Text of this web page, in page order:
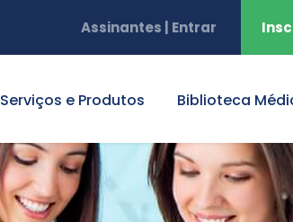
Assinantes | Entrar
Serviços e Produtos Biblioteca